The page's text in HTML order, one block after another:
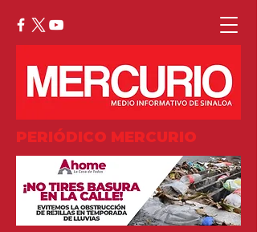
PERIÓDICO MERCURIO